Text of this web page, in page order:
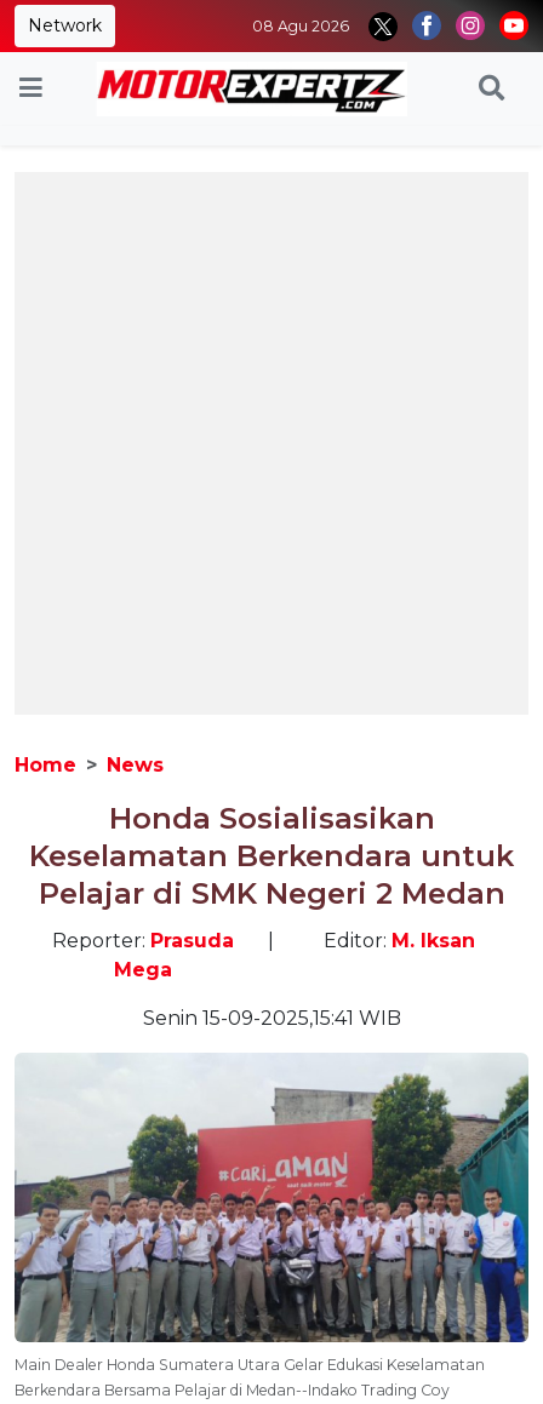
Network 08 Agu 2026
Home News
Honda Sosialisasikan
Keselamatan Berkendara untuk
Pelajar di SMK Negeri 2 Medan
Reporter: Prasuda
Mega
Editor: M. Iksan
Senin 15-09-2025,15:41 WIB
Main Dealer Honda Sumatera Utara Gelar Edukasi Keselamatan
Berkendara Bersama Pelajar di Medan--Indako Trading Coy